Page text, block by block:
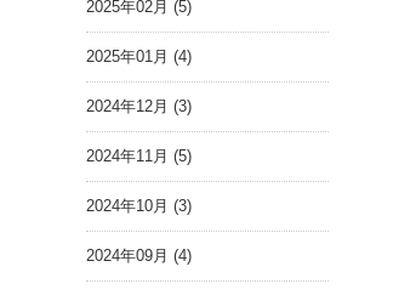
2025年02月 (5)
2025年01月 (4)
2024年12月 (3)
2024年11月 (5)
2024年10月 (3)
2024年09月 (4)